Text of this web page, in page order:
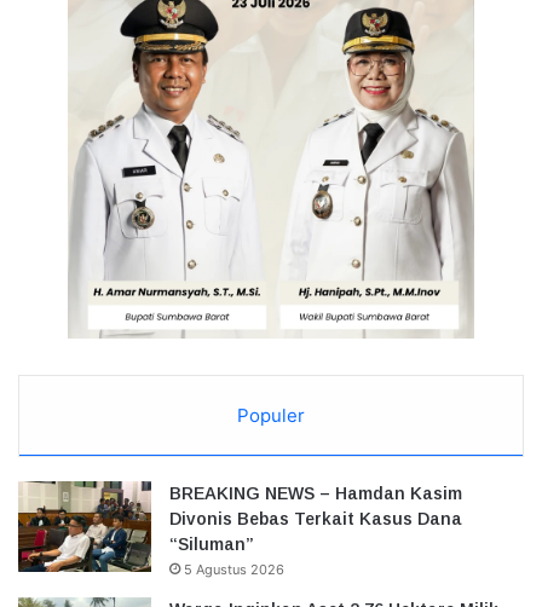
Populer
BREAKING NEWS – Hamdan Kasim
Divonis Bebas Terkait Kasus Dana
“Siluman”
5 Agustus 2026